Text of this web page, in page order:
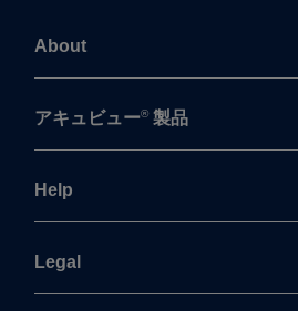
About
アキュビュー® 製品
Help
Legal